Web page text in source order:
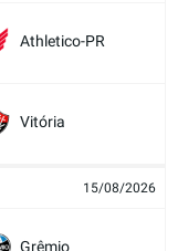
Athletico-PR
Vitória
15/08/2026
Grêmio